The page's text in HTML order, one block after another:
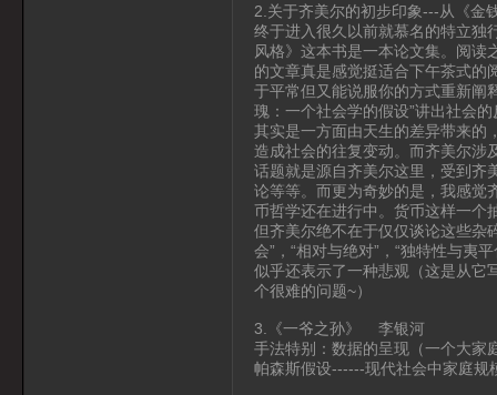
2.关于齐美尔的初步印象---从《金
终于进入很久以前就慕名的特立独
风格》这本书是一本论文集。阅读
的文章真是感觉挺适合下午茶式的
于平常但又能说服你的方式重新阐
瑰：一个社会学的假设”讲出社会
其实是一方面由天生的差异带来的
造成社会的往复变动。而齐美尔涉
话题就是源自齐美尔这里，受到齐
论等等。而更为奇妙的是，我感觉
币哲学还在进行中。货币这样一个
但齐美尔绝不在于仅仅谈论这些杂
会”，“相对与绝对”，“独特性与夷
似乎还表示了一种悲观（这是从它
个很难的问题~）
3.《一爷之孙》 李银河
手法特别：数据的呈现（一个大家
帕森斯假设------现代社会中家庭规